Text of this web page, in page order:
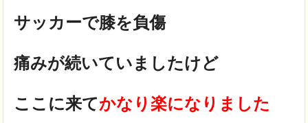
サッカーで膝を負傷
痛みが続いていましたけど
ここに来てかなり楽になりました